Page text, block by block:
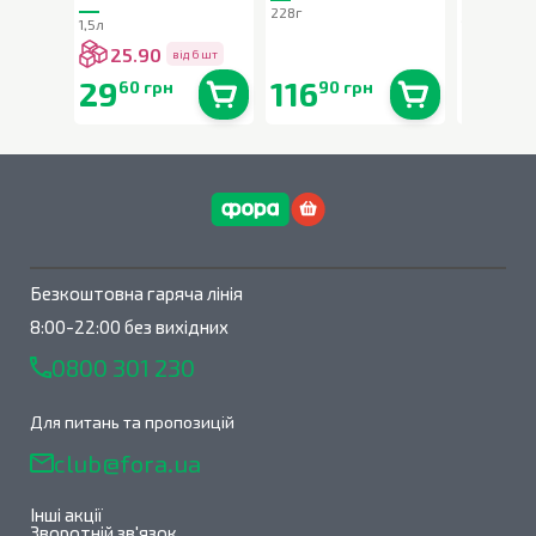
1,5л
25.90 від 6 шт
2960 грн
228г
11690 грн
Безкоштовна гаряча лінія
8:00-22:00 без вихідних
0800 301 230
Для питань та пропозицій
club@fora.ua
Інші акції